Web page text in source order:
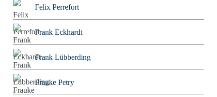
Felix Perrefort
Frank Eckhardt
Frank Lübberding
Frauke Petry